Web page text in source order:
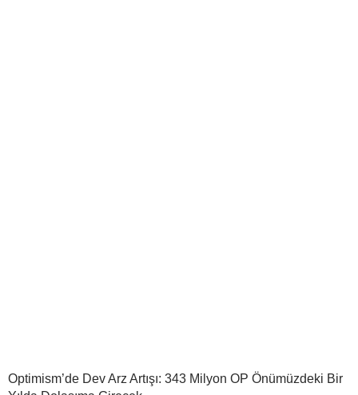
Optimism’de Dev Arz Artışı: 343 Milyon OP Önümüzdeki Bir